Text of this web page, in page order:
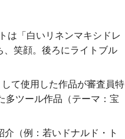
は「白いリネンマキシドレ
笑顔。後ろにライトブル
して使用した作品が審査員特
多ツール作品（テーマ：宝
介（例：若いドナルド・ト